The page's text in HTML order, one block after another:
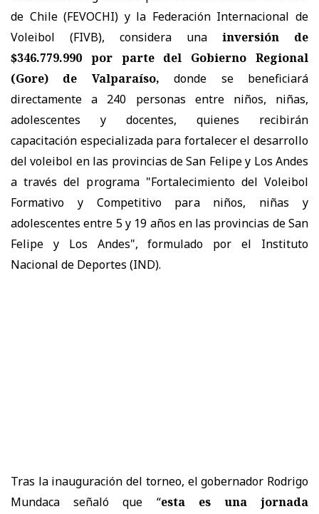
de Chile (FEVOCHI) y la Federación Internacional de
Voleibol (FIVB), considera una
inversión de
$346.779.990 por parte del Gobierno Regional
(Gore) de Valparaíso,
donde se beneficiará
directamente a 240 personas entre niños, niñas,
adolescentes y docentes, quienes recibirán
capacitación especializada para fortalecer el desarrollo
del voleibol en las provincias de San Felipe y Los Andes
a través del programa "Fortalecimiento del Voleibol
Formativo y Competitivo para niños, niñas y
adolescentes entre 5 y 19 años en las provincias de San
Felipe y Los Andes", formulado por el Instituto
Nacional de Deportes (IND).
Tras la inauguración del torneo, el gobernador Rodrigo
Mundaca señaló que “esta es una jornada